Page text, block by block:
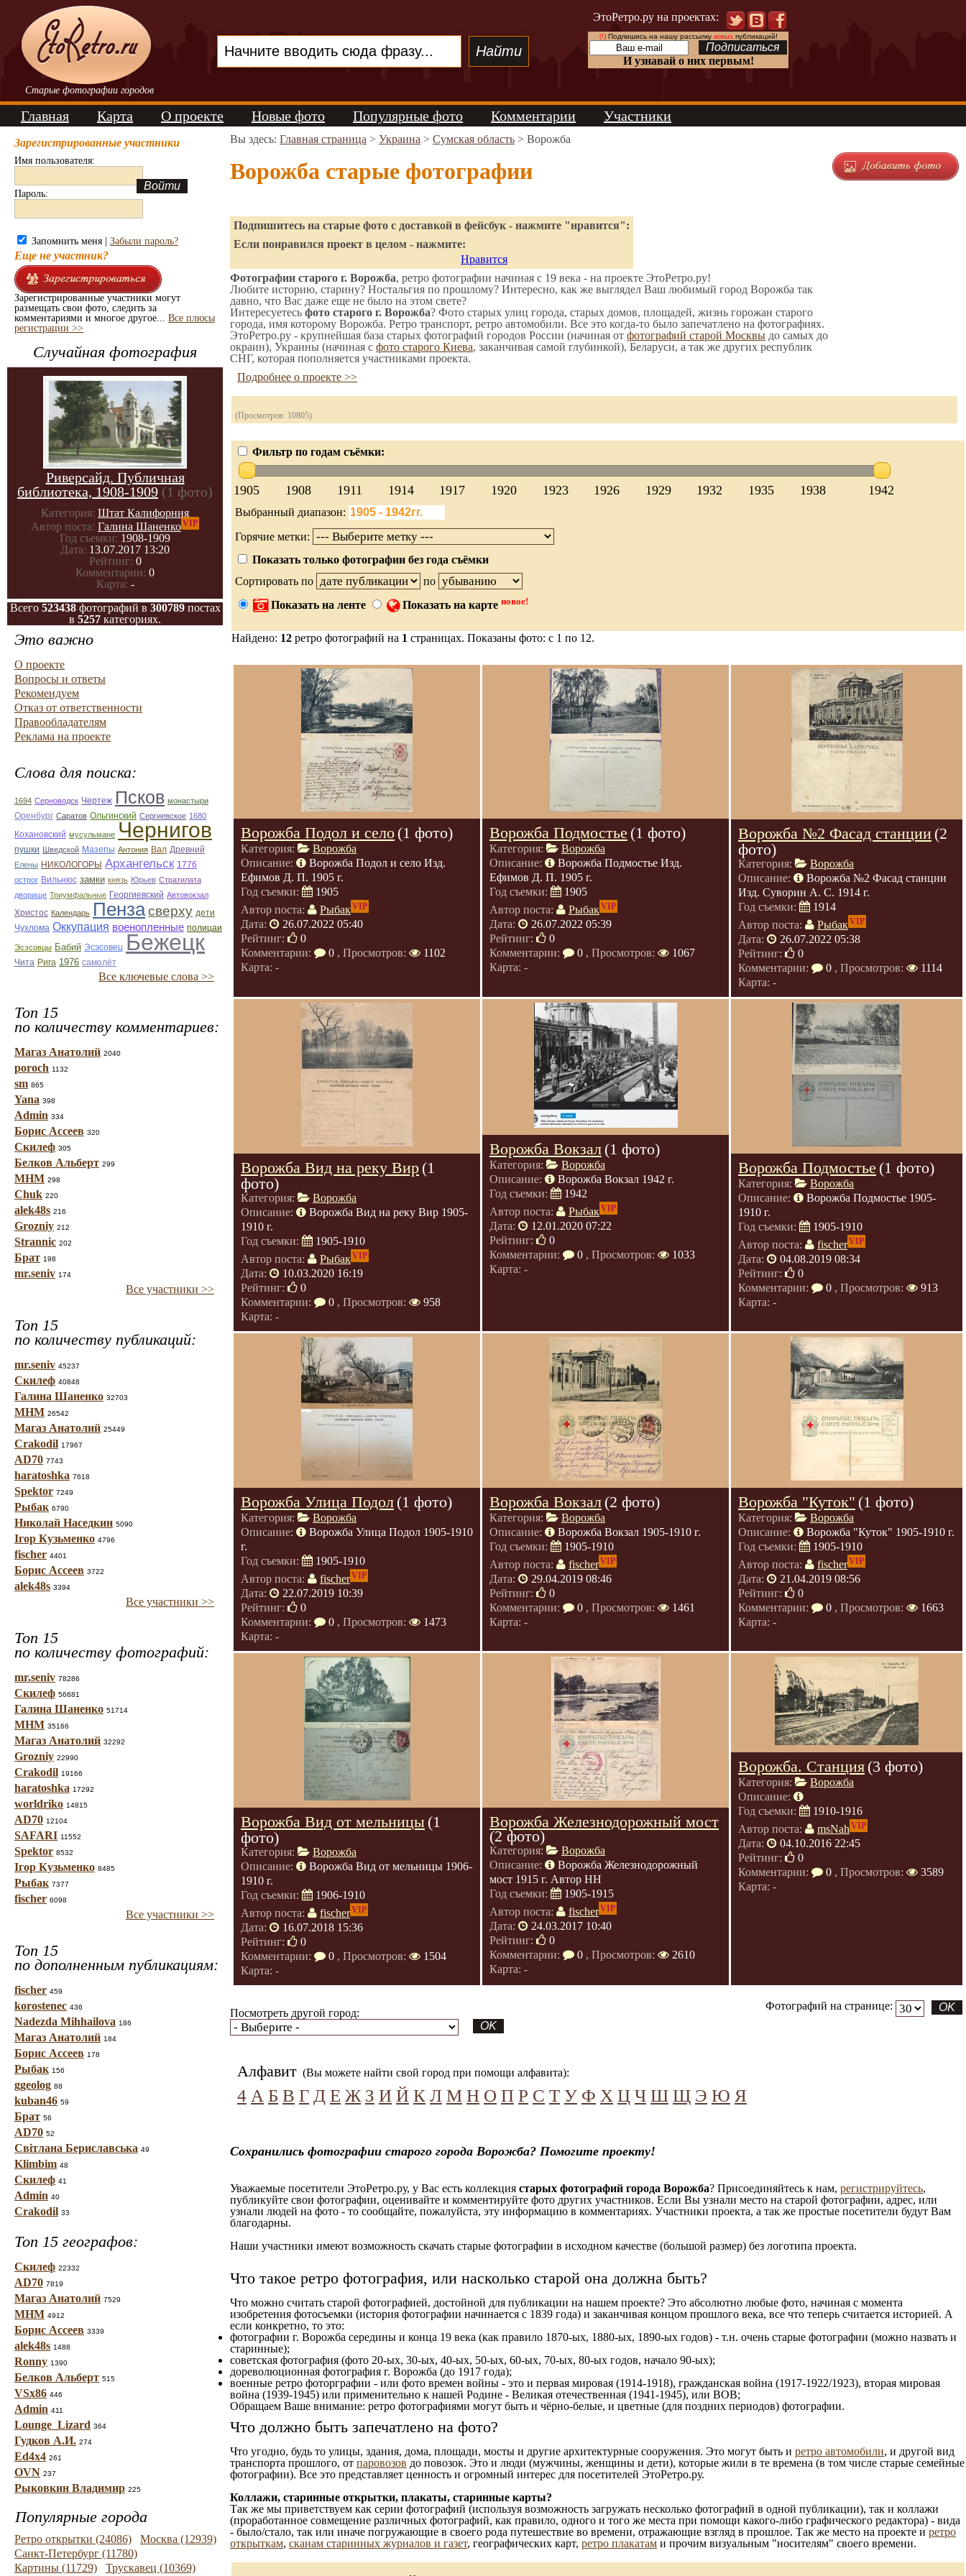
Старые фотографии городов
ЭтоРетро.ру на проектах:
(!)Подпишись на нашу рассылку новыхпубликаций!
И узнавай о них первым!
Главная Карта О проекте Новые фото Популярные фото Комментарии Участники
Зарегистрированные участники
Имя пользователя:
Пароль:
Запомнить меня | Забыли пароль?
Еще не участник?
Зарегистрированные участники могут
размещать свои фото, следить за
комментариями и многое другое... Все плюсы
регистрации >>
Случайная фотография
Риверсайд. Публичная
библиотека, 1908-1909 (1 фото)
Категория: Штат Калифорния
Автор поста: Галина ШаненкоVIP
Год съемки: 1908-1909
Дата: 13.07.2017 13:20
Рейтинг: 0
Комментарии: 0
Карта: -
Всего 523438фотографий в 300789постах
в 5257 категориях.
Это важно
О проекте
Вопросы и ответы
Рекомендуем
Отказ от ответственности
Правообладателям
Реклама на проекте
Слова для поиска:
1694 Серноводск Чертеж Псков монастыри
Оренбург Саратов Ольгинский Сергиевское 1680
Кохановский мусульмане Чернигов
пушки Шведской Мазепы Антония Вал Древний
Елены НИКОЛОГОРЫ Архангельск 1776
острог Вильнюс замки князь Юрьев Стратилата
дворище Триумфальные Георгиевский Автовокзал
Христос Календарь Пензасверху дети
Чухлома Оккупация военопленные полицаи
Эсэсовцы Бабий Эсэсовец Бежецк
Чита Рига 1976 самолёт
Все ключевые слова >>
Топ 15
по количеству комментариев:
Магаз Анатолий 2040
poroch 1132
sm 865
Yana 398
Admin 334
Борис Ассеев 320
Скилеф 305
Белков Альберт 299
МНМ 298
Chuk 220
alek48s 216
Grozniy 212
Strannic 202
Брат 198
mr.seniv 174
Все участники >>
Топ 15
по количеству публикаций:
mr.seniv 45237
Скилеф 40848
Галина Шаненко 32703
МНМ 26542
Магаз Анатолий 25449
Crakodil 17967
AD70 7743
haratoshka 7618
Spektor 7249
Рыбак 6790
Николай Наседкин 5090
Ігор Кузьменко 4796
fischer 4401
Борис Ассеев 3722
alek48s 3394
Все участники >>
Топ 15
по количеству фотографий:
mr.seniv 78286
Скилеф 56681
Галина Шаненко 51714
МНМ 35166
Магаз Анатолий 32292
Grozniy 22990
Crakodil 19166
haratoshka 17292
worldriko 14815
AD70 12104
SAFARI 11552
Spektor 8532
Ігор Кузьменко 8485
Рыбак 7377
fischer 6098
Все участники >>
Топ 15
по дополненным публикациям:
fischer 459
korostenec 436
Nadezda Mihhailova 186
Магаз Анатолий 184
Борис Ассеев 178
Рыбак 156
ggeolog 88
kuban46 59
Брат 56
AD70 52
Світлана Бериславська 49
Klimbim 48
Скилеф 41
Admin 40
Crakodil 33
Топ 15 географов:
Скилеф 22332
AD70 7819
Магаз Анатолий 7529
МНМ 4912
Борис Ассеев 3339
alek48s 1488
Ronny 1390
Белков Альберт 515
VSx86 446
Admin 411
Lounge_Lizard 364
Гудков А.И. 274
Ed4x4 261
OVN 237
Рыковкин Владимир 225
Популярные города
Ретро открытки (24086)
Москва (12939)
Санкт-Петербург (11780)
Картины (11729)
Трускавец (10369)
Вы здесь: Главная страница > Украина > Сумская область > Ворожба
Ворожба старые фотографии
Подпишитесь на старые фото с доставкой в фейсбук - нажмите "нравится":
Если понравился проект в целом - нажмите:
Нравится
Фотографии старого г. Ворожба, ретро фотографии начиная с 19 века - на проекте ЭтоРетро.ру!
Любите историю, старину? Ностальгия по прошлому? Интересно, как же выглядел Ваш любимый город Ворожба так
давно, что Вас даже еще не было на этом свете?
Интересуетесь фото старого г. Ворожба? Фото старых улиц города, старых домов, площадей, жизнь горожан старого
города, имя которому Ворожба. Ретро транспорт, ретро автомобили. Все это когда-то было запечатлено на фотографиях.
ЭтоРетро.ру - крупнейшая база старых фотографий городов России (начиная от фотографий старой Москвы до самых до
окраин), Украины (начиная с фото старого Киева, заканчивая самой глубинкой), Беларуси, а так же других республик
СНГ, которая пополняется участниками проекта.
Подробнее о проекте >>
(Просмотров: 10805)
Фильтр по годам съёмки:
1905 1908 1911 1914 1917 1920 1923 1926 1929 1932 1935 1938 1942
Выбранный диапазон:
Горячие метки:
Показать только фотографии без года съёмки
Сортировать по
по
Показать на ленте
Показать на карте новое!
Найдено: 12 ретро фотографий на 1 страницах. Показаны фото: с 1 по 12.
Ворожба Подол и село (1 фото)
Категория:
Ворожба
Описание:
Ворожба Подол и село Изд.
Ефимов Д. П. 1905 г.
Год съемки:
1905
Автор поста:
РыбакVIP
Дата:
26.07.2022 05:40
Рейтинг:
0
Комментарии:
0 , Просмотров:
1102
Карта: -
Ворожба Подмостье (1 фото)
Категория:
Ворожба
Описание:
Ворожба Подмостье Изд.
Ефимов Д. П. 1905 г.
Год съемки:
1905
Автор поста:
РыбакVIP
Дата:
26.07.2022 05:39
Рейтинг:
0
Комментарии:
0 , Просмотров:
1067
Карта: -
Ворожба №2 Фасад станции (2
фото)
Категория:
Ворожба
Описание:
Ворожба №2 Фасад станции
Изд. Суворин А. С. 1914 г.
Год съемки:
1914
Автор поста:
РыбакVIP
Дата:
26.07.2022 05:38
Рейтинг:
0
Комментарии:
0 , Просмотров:
1114
Карта: -
Ворожба Вид на реку Вир (1
фото)
Категория:
Ворожба
Описание:
Ворожба Вид на реку Вир 1905-
1910 г.
Год съемки:
1905-1910
Автор поста:
РыбакVIP
Дата:
10.03.2020 16:19
Рейтинг:
0
Комментарии:
0 , Просмотров:
958
Карта: -
Ворожба Вокзал (1 фото)
Категория:
Ворожба
Описание:
Ворожба Вокзал 1942 г.
Год съемки:
1942
Автор поста:
РыбакVIP
Дата:
12.01.2020 07:22
Рейтинг:
0
Комментарии:
0 , Просмотров:
1033
Карта: -
Ворожба Подмостье (1 фото)
Категория:
Ворожба
Описание:
Ворожба Подмостье 1905-
1910 г.
Год съемки:
1905-1910
Автор поста:
fischerVIP
Дата:
04.08.2019 08:34
Рейтинг:
0
Комментарии:
0 , Просмотров:
913
Карта: -
Ворожба Улица Подол (1 фото)
Категория:
Ворожба
Описание:
Ворожба Улица Подол 1905-1910
г.
Год съемки:
1905-1910
Автор поста:
fischerVIP
Дата:
22.07.2019 10:39
Рейтинг:
0
Комментарии:
0 , Просмотров:
1473
Карта: -
Ворожба Вокзал (2 фото)
Категория:
Ворожба
Описание:
Ворожба Вокзал 1905-1910 г.
Год съемки:
1905-1910
Автор поста:
fischerVIP
Дата:
29.04.2019 08:46
Рейтинг:
0
Комментарии:
0 , Просмотров:
1461
Карта: -
Ворожба "Куток" (1 фото)
Категория:
Ворожба
Описание:
Ворожба "Куток" 1905-1910 г.
Год съемки:
1905-1910
Автор поста:
fischerVIP
Дата:
21.04.2019 08:56
Рейтинг:
0
Комментарии:
0 , Просмотров:
1663
Карта: -
Ворожба Вид от мельницы (1
фото)
Категория:
Ворожба
Описание:
Ворожба Вид от мельницы 1906-
1910 г.
Год съемки:
1906-1910
Автор поста:
fischerVIP
Дата:
16.07.2018 15:36
Рейтинг:
0
Комментарии:
0 , Просмотров:
1504
Карта: -
Ворожба Железнодорожный мост
(2 фото)
Категория:
Ворожба
Описание:
Ворожба Железнодорожный
мост 1915 г. Автор НН
Год съемки:
1905-1915
Автор поста:
fischerVIP
Дата:
24.03.2017 10:40
Рейтинг:
0
Комментарии:
0 , Просмотров:
2610
Карта: -
Ворожба. Станция (3 фото)
Категория:
Ворожба
Описание:
Год съемки:
1910-1916
Автор поста:
msNah VIP
Дата:
04.10.2016 22:45
Рейтинг:
0
Комментарии:
0 , Просмотров:
3589
Карта: -
Посмотреть другой город:
Фотографий на странице:
Алфавит (Вы можете найти свой город при помощи алфавита):
4 А Б В Г Д Е Ж З И Й К Л М Н О П Р С Т У Ф Х Ц Ч Ш Щ Э Ю Я
Сохранились фотографии старого города Ворожба? Помогите проекту!
Уважаемые посетители ЭтоРетро.ру, у Вас есть коллекция старых фотографий города Ворожба? Присоединяйтесь к нам, регистрируйтесь,
публикуйте свои фотографии, оценивайте и комментируйте фото других участников. Если Вы узнали место на старой фотографии, адрес, или
узнали людей на фото - то сообщайте, пожалуйста, эту информацию в комментариях. Участники проекта, а так же простые посетители будут Вам
благодарны.
Наши участники имеют возможность скачать старые фотографии в исходном качестве (большой размер) без логотипа проекта.
Что такое ретро фотография, или насколько старой она должна быть?
Что можно считать старой фотографией, достойной для публикации на нашем проекте? Это абсолютно любые фото, начиная c момента
изобретения фотосъемки (история фотографии начинается с 1839 года) и заканчивая концом прошлого века, все что теперь считается историей. А
если конкретно, то это:
фотографии г. Ворожба середины и конца 19 века (как правило 1870-ых, 1880-ых, 1890-ых годов) - т.н. очень старые фотографии (можно назвать и
старинные);
советская фотография (фото 20-ых, 30-ых, 40-ых, 50-ых, 60-ых, 70-ых, 80-ых годов, начало 90-ых);
дореволюционная фотография г. Ворожба (до 1917 года);
военные ретро фоторграфии - или фото времен войны - это и первая мировая (1914-1918), гражданская война (1917-1922/1923), вторая мировая
война (1939-1945) или применительно к нашей Родине - Великая отечественная (1941-1945), или ВОВ;
Обращаем Ваше внимание: ретро фотографиями могут быть и чёрно-белые, и цветные (для поздних периодов) фотографии.
Что должно быть запечатлено на фото?
Что угодно, будь то улицы, здания, дома, площади, мосты и другие архитектурные сооружения. Это могут быть и ретро автомобили, и другой вид
транспорта прошлого, от паровозов до повозок. Это и люди (мужчины, женщины и дети), которые жили в те времена (в том числе старые семейные
фотографии). Все это представляет ценность и огромный интерес для посетителей ЭтоРетро.ру.
Коллажи, старинные открытки, плакаты, старинные карты?
Так же мы приветствуем как серии фотографий (используя возможность загружать несколько фотографий в одной публикации), так и коллажи
(проработанное совмещение различных фотографий, как правило, одного и того же места при помощи какого-либо графического редактора) - вида
- было/стало, так или иначе погружающие в своего рода путешествие во времени, отражающие взгляд в прошлое. Так же место на проекте и ретро
открыткам, сканам старинных журналов и газет, географических карт, ретро плакатам и прочим визуальным "носителям" своего времени.